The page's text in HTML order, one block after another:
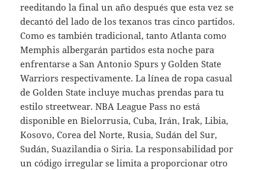
reeditando la final un año después que esta vez se
decantó del lado de los texanos tras cinco partidos.
Como es también tradicional, tanto Atlanta como
Memphis albergarán partidos esta noche para
enfrentarse a San Antonio Spurs y Golden State
Warriors respectivamente. La línea de ropa casual
de Golden State incluye muchas prendas para tu
estilo streetwear. NBA League Pass no está
disponible en Bielorrusia, Cuba, Irán, Irak, Libia,
Kosovo, Corea del Norte, Rusia, Sudán del Sur,
Sudán, Suazilandia o Siria. La responsabilidad por
un código irregular se limita a proporcionar otro